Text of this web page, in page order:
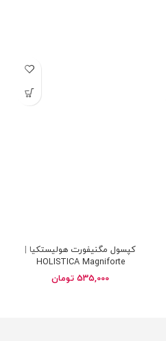
کپسول مگنیفورت هولیستکیا |
HOLISTICA Magniforte
535,000 تومان